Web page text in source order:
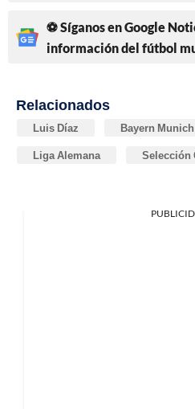
⚽ Síganos en Google
información del fútbol
Relacionados
Luis Díaz Bayern Munich
Liga Alemana Selección